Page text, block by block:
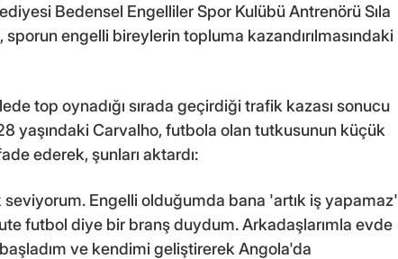
Bedensel Engelliler Spor Kulübü Antrenörü Sıla
engelli bireylerin topluma kazandırılmasındaki
top oynadığı sırada geçirdiği trafik kazası sonucu
yaşındaki Carvalho, futbola olan tutkusunun küçük
ederek, şunları aktardı:
seviyorum. Engelli olduğumda bana 'artık iş yapamaz'
futbol diye bir branş duydum. Arkadaşlarımla evde
ve kendimi geliştirerek Angola'da